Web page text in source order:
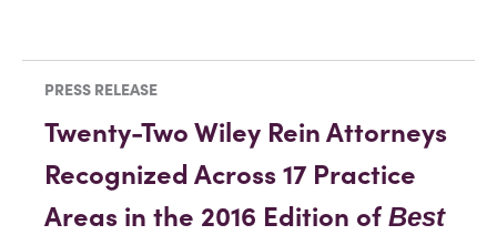
PRESS RELEASE
Twenty-Two Wiley Rein Attorneys
Recognized Across 17 Practice
Areas in the 2016 Edition of Best